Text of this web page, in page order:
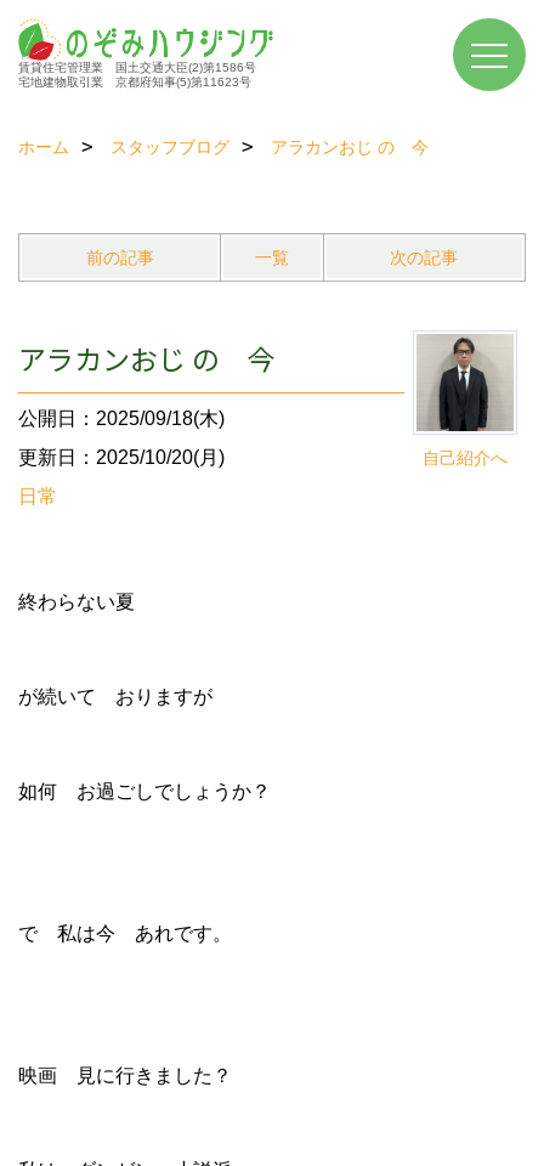
賃貸住宅管理業 国土交通大臣(2)第1586号
宅地建物取引業 京都府知事(5)第11623号
ホーム スタッフブログ アラカンおじ の 今
前の記事 一覧 次の記事
自己紹介へ
アラカンおじ の 今
公開日：2025/09/18(木)
更新日：2025/10/20(月)
日常
終わらない夏
が続いて おりますが
如何 お過ごしでしょうか？
で 私は今 あれです。
映画 見に行きました？